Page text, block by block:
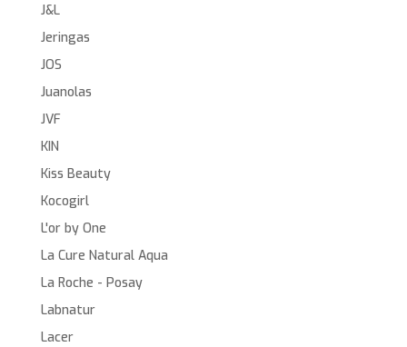
J&L
Jeringas
JOS
Juanolas
JVF
KIN
Kiss Beauty
Kocogirl
L'or by One
La Cure Natural Aqua
La Roche - Posay
Labnatur
Lacer